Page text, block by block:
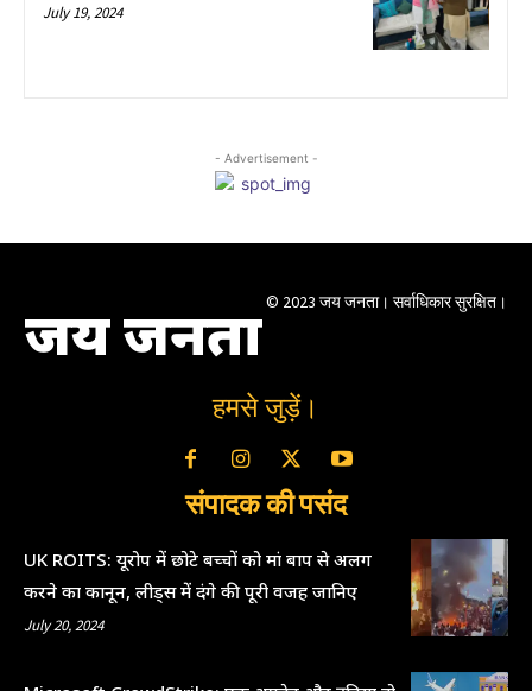
July 19, 2024
- Advertisement -
जय जनता © 2023 जय जनता। सर्वाधिकार सुरक्षित।
हमसे जुड़ें।
संपादक की पसंद
UK ROITS: यूरोप में छोटे बच्चों को मां बाप से अलग
करने का कानून, लीड्स में दंगे की पूरी वजह जानिए
July 20, 2024